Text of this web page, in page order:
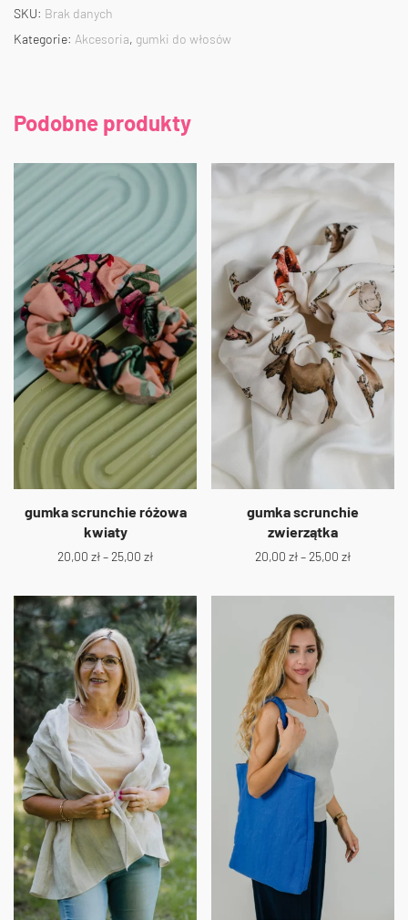
SKU: Brak danych
Kategorie: Akcesoria, gumki do włosów
Podobne produkty
gumka scrunchie różowa
kwiaty
20,00 zł– 25,00 zł
gumka scrunchie
zwierzątka
20,00 zł– 25,00 zł